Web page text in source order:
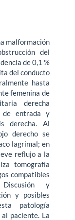
malformación
del
de 0,1 %
del conducto
hasta
femenina de
derecha
de entrada y
derecha. Al
derecho se
lagrimal; en
reflujo a la
tomografía
compatibles
y
y posibles
patología
paciente. La